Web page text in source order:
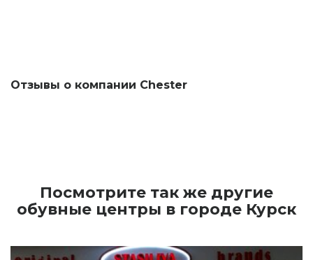
Отзывы о компании Chester
Посмотрите так же другие
обувные центры в городе Курск